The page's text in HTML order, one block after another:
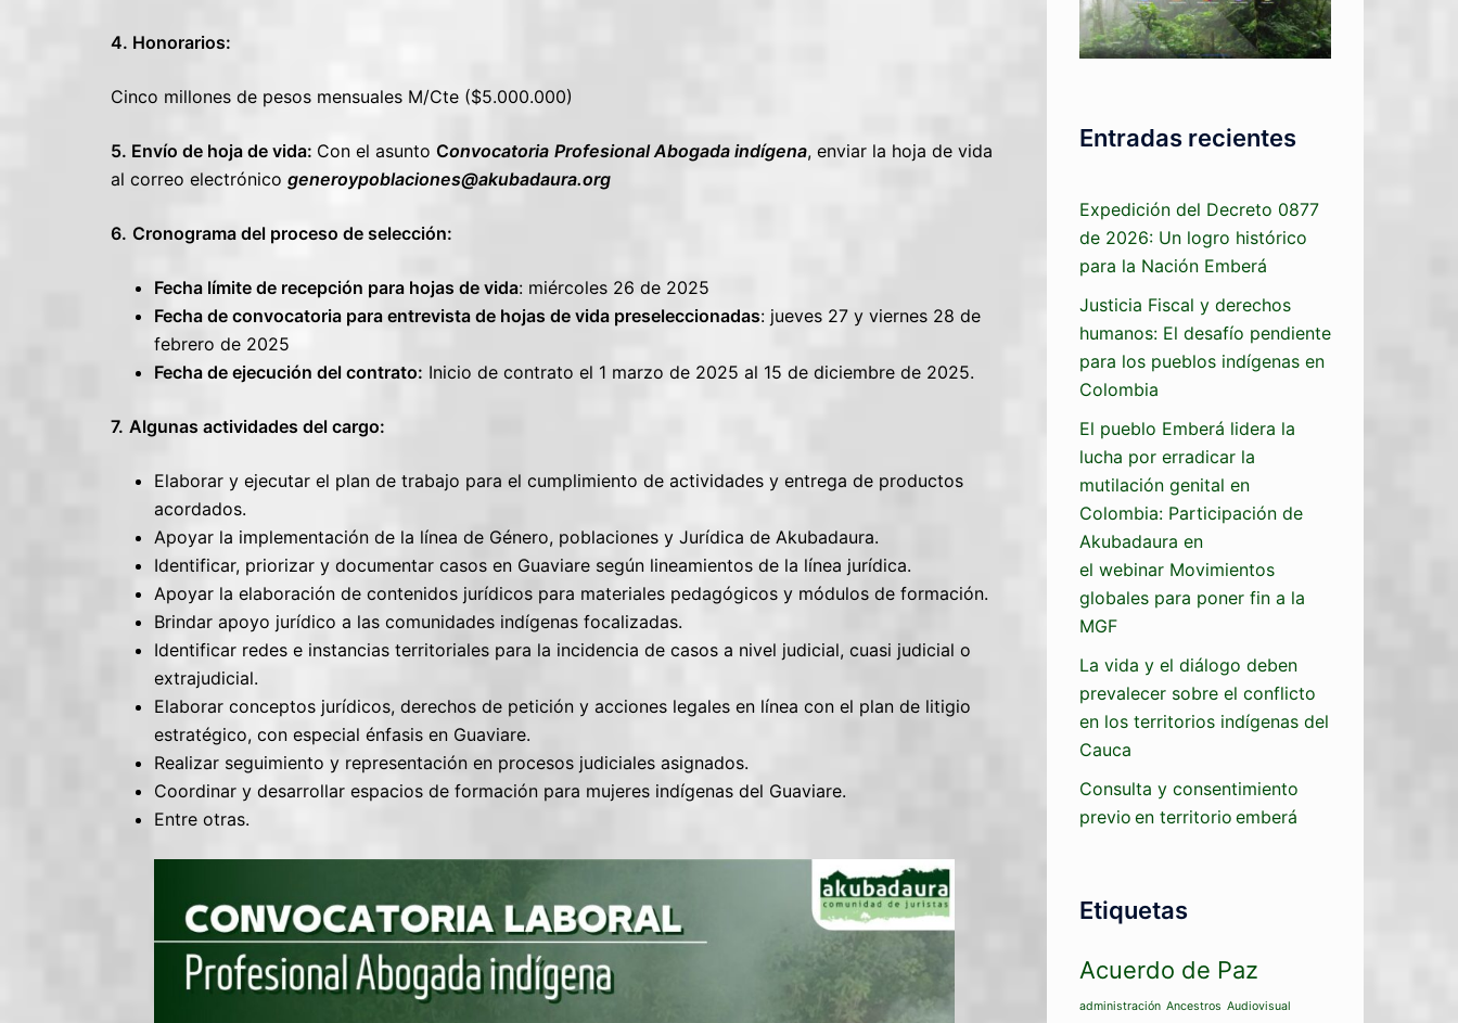
4. Honorarios:
Cinco millones de pesos mensuales M/Cte ($5.000.000)
5. Envío de hoja de vida: Con el asunto Convocatoria Profesional Abogada indígena, enviar la hoja de vida
al correo electrónico generoypoblaciones@akubadaura.org
6. Cronograma del proceso de selección:
Fecha límite de recepción para hojas de vida: miércoles 26 de 2025
Fecha de convocatoria para entrevista de hojas de vida preseleccionadas: jueves 27 y viernes 28 de
febrero de 2025
Fecha de ejecución del contrato: Inicio de contrato el 1 marzo de 2025 al 15 de diciembre de 2025.
7. Algunas actividades del cargo:
Elaborar y ejecutar el plan de trabajo para el cumplimiento de actividades y entrega de productos
acordados.
Apoyar la implementación de la línea de Género, poblaciones y Jurídica de Akubadaura.
Identificar, priorizar y documentar casos en Guaviare según lineamientos de la línea jurídica.
Apoyar la elaboración de contenidos jurídicos para materiales pedagógicos y módulos de formación.
Brindar apoyo jurídico a las comunidades indígenas focalizadas.
Identificar redes e instancias territoriales para la incidencia de casos a nivel judicial, cuasi judicial o
extrajudicial.
Elaborar conceptos jurídicos, derechos de petición y acciones legales en línea con el plan de litigio
estratégico, con especial énfasis en Guaviare.
Realizar seguimiento y representación en procesos judiciales asignados.
Coordinar y desarrollar espacios de formación para mujeres indígenas del Guaviare.
Entre otras.
Entradas recientes
Expedición del Decreto 0877
de 2026: Un logro histórico
para la Nación Emberá
Justicia Fiscal y derechos
humanos: El desafío pendiente
para los pueblos indígenas en
Colombia
El pueblo Emberá lidera la
lucha por erradicar la
mutilación genital en
Colombia: Participación de
Akubadaura en
el webinar Movimientos
globales para poner fin a la
MGF
La vida y el diálogo deben
prevalecer sobre el conflicto
en los territorios indígenas del
Cauca
Consulta y consentimiento
previo en territorio emberá
Etiquetas
Acuerdo de Paz
administración Ancestros Audiovisual